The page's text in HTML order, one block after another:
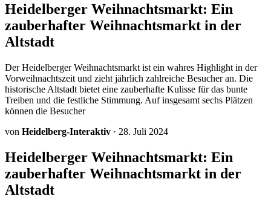
Heidelberger Weihnachtsmarkt: Ein
zauberhafter Weihnachtsmarkt in der
Altstadt
Der Heidelberger Weihnachtsmarkt ist ein wahres Highlight in der
Vorweihnachtszeit und zieht jährlich zahlreiche Besucher an. Die
historische Altstadt bietet eine zauberhafte Kulisse für das bunte
Treiben und die festliche Stimmung. Auf insgesamt sechs Plätzen
können die Besucher
von Heidelberg-Interaktiv · 28. Juli 2024
Heidelberger Weihnachtsmarkt: Ein
zauberhafter Weihnachtsmarkt in der
Altstadt